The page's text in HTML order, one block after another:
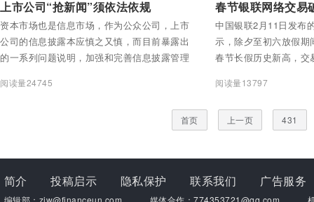
上市公司“抢新闻”须依法依规
资本市场也是信息市场，作为公众公司，上市
公司的信息披露本应慎之又慎，而目前暴露出
的一系列问题说明，加强和完善信息披露管理
阅读量24745
春节银联网络交易
中国银联2月11日发布
示，除夕至初六放假
春节长假历史新高，交
不仅国人消费升级趋
阅读量13797
首页 上一页 431
简介 投稿启示 隐私保护 联系我们 广告服务
编辑部：zjw@financeun.com 媒体合作：774353721@qq.com